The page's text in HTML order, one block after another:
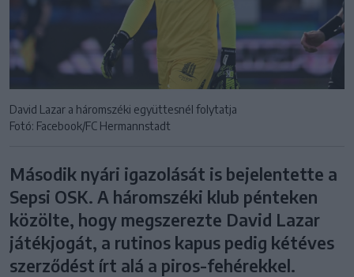
David Lazar a háromszéki együttesnél folytatja
Fotó: Facebook/FC Hermannstadt
Második nyári igazolását is bejelentette a
Sepsi OSK. A háromszéki klub pénteken
közölte, hogy megszerezte David Lazar
játékjogát, a rutinos kapus pedig kétéves
szerződést írt alá a piros-fehérekkel.